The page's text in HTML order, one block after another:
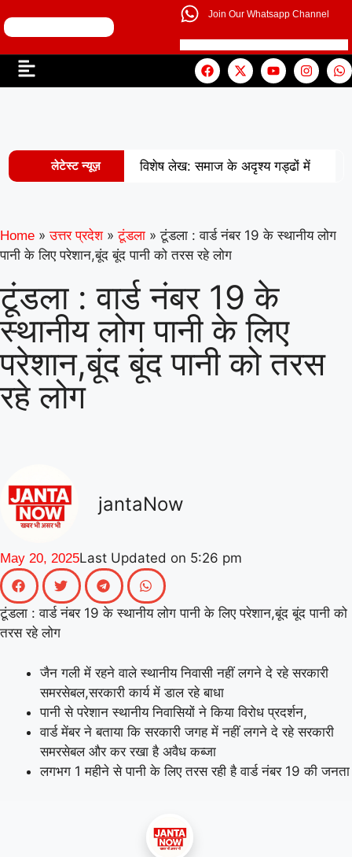
Join Our Whatsapp Channel
लेटेस्ट न्यूज़ विशेष लेख: समाज के अदृश्य गड्ढों में
मिसाल: अपना ‘राज्य युवा पुरस्कार’ युवा शक्ति
को समर्पित करेंगे अमन
शिक्षाविद् डॉ. सत्यवीर सिंह को समग्र शिक्षा
(माध्यमिक) के जिला समन्वयक का प्रभार
गिनीज वर्ल्ड रिकॉर्ड की खुशी से गूंजा माय
रिकॉर्ड समारोह में जब दिखे बागपत के अमन,
गर्व से भर उठा यूपी
Home » उत्तर प्रदेश » टूंडला » टूंडला : वार्ड नंबर 19 के स्थानीय लोग
पानी के लिए परेशान,बूंद बूंद पानी को तरस रहे लोग
टूंडला : वार्ड नंबर 19 के
स्थानीय लोग पानी के लिए
परेशान,बूंद बूंद पानी को तरस
रहे लोग
jantaNow
May 20, 2025Last Updated on 5:26 pm
टूंडला :वार्ड नंबर 19 के स्थानीय लोग पानी के लिए परेशान,बूंद बूंद पानी को
तरस रहे लोग
जैन गली में रहने वाले स्थानीय निवासी नहीं लगने दे रहे सरकारी
समरसेबल,सरकारी कार्य में डाल रहे बाधा
पानी से परेशान स्थानीय निवासियों ने किया विरोध प्रदर्शन,
वार्ड मेंबर ने बताया कि सरकारी जगह में नहीं लगने दे रहे सरकारी
समरसेबल और कर रखा है अवैध कब्जा
लगभग 1 महीने से पानी के लिए तरस रही है वार्ड नंबर 19 की जनता